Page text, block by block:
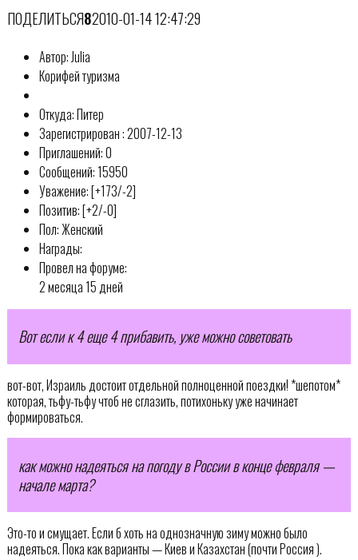
ПОДЕЛИТЬСЯ82010-01-14 12:47:29
Автор: Julia
Корифей туризма
Откуда: Питер
Зарегистрирован : 2007-12-13
Приглашений: 0
Сообщений: 15950
Уважение: [+173/-2]
Позитив: [+2/-0]
Пол: Женский
Награды:
Провел на форуме:
2 месяца 15 дней
Вот если к 4 еще 4 прибавить, уже можно советовать
вот-вот, Израиль достоит отдельной полноценной поездки! *шепотом*
которая, тьфу-тьфу чтоб не сглазить, потихоньку уже начинает
формироваться.
как можно надеяться на погоду в России в конце февраля —
начале марта?
Это-то и смущает. Если б хоть на однозначную зиму можно было
надеяться. Пока как варианты — Киев и Казахстан (почти Россия ).